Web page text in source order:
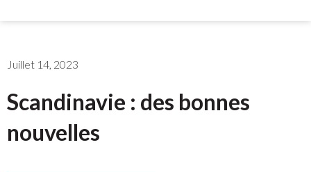
Juillet 14, 2023
Scandinavie : des bonnes
nouvelles